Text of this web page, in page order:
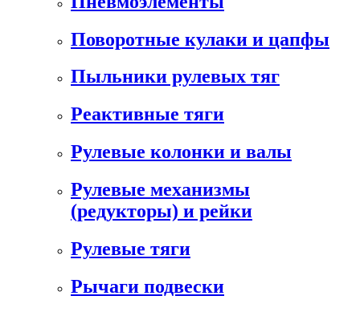
Поворотные кулаки и цапфы
Пыльники рулевых тяг
Реактивные тяги
Рулевые колонки и валы
Рулевые механизмы
(редукторы) и рейки
Рулевые тяги
Рычаги подвески